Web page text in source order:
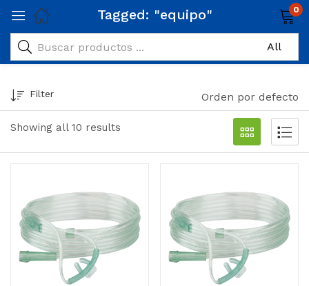
Tagged: "equipo" 0
Showing all 10 results
Filter Orden por defecto